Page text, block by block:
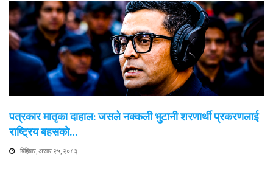
पत्रकार मातृका दाहाल: जसले नक्कली भुटानी शरणार्थी प्रकरणलाई
राष्ट्रिय बहसको…
बिहिवार, असार २५, २०८३